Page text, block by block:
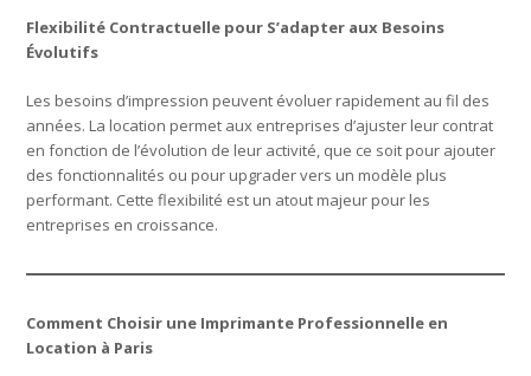
Flexibilité Contractuelle pour S’adapter aux Besoins
Évolutifs
Les besoins d’impression peuvent évoluer rapidement au fil des
années. La location permet aux entreprises d’ajuster leur contrat
en fonction de l’évolution de leur activité, que ce soit pour ajouter
des fonctionnalités ou pour upgrader vers un modèle plus
performant. Cette flexibilité est un atout majeur pour les
entreprises en croissance.
Comment Choisir une Imprimante Professionnelle en
Location à Paris